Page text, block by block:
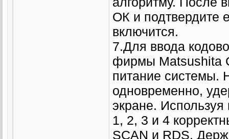
ОК и подтвердите
включится.
7.Для ввода
фирмы Matsushita
питание системы.
одновременно,
экране.
1, 2, 3 и 4
SCAN и RDS.